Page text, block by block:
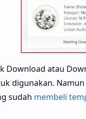
Download atau
digunakan.
sudah membeli